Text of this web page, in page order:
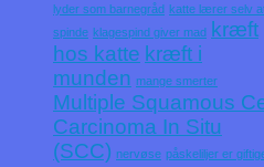
lyder som barnegråd katte lærer selv
spinde klagespind giver mad kræft
hos katte kræft i
munden mange smerter
Multiple Squamous
Carcinoma In Situ
(SCC) nervøse påskeliljer er